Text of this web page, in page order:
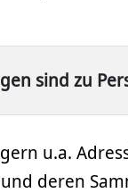
sind zu
u.a.
deren